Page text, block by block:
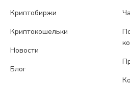
Криптобиржи
Криптокошельки
Новости
Блог